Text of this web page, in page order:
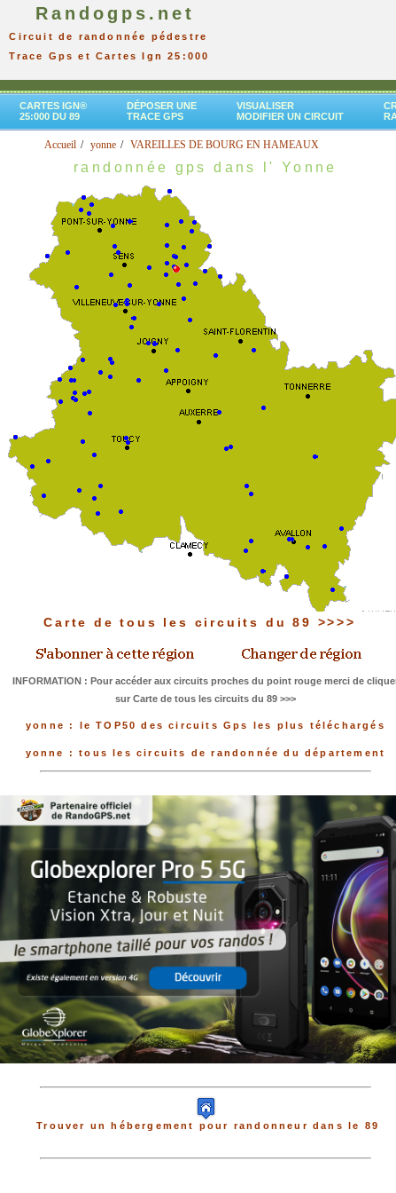
Randogps.net
Circuit de randonnée pédestre
Trace Gps et Cartes Ign 25:000
CARTES IGN®
25:000 DU 89
DÉPOSER UNE
TRACE GPS
VISUALISER
MODIFIER UN CIRCUIT
Accueil yonne VAREILLES DE BOURG EN HAMEAUX
randonnée gps dans l' Yonne
Carte de tous les circuits du 89 >>>>
INFORMATION : Pour accéder aux circuits proches du point rouge merci de
sur Carte de tous les circuits du 89 >>>
yonne : le TOP50 des circuits Gps les plus téléchargés
yonne : tous les circuits de randonnée du département
Trouver un hébergement pour randonneur dans le 89